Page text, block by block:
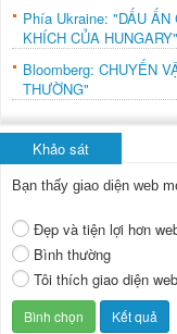
Phía Ukraine: "DẤU
KHÍCH CỦA HUNGARY"
Bloomberg: CHUYẾN
THƯỜNG"
Khảo sát
Bạn thấy giao diện web
Đẹp và tiện lợi hơn
Bình thường
Tôi thích giao diện